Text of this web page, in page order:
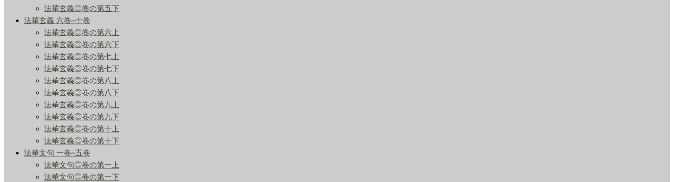
法華玄義◎巻の第五下
法華玄義 六巻~十巻
法華玄義◎巻の第六上
法華玄義◎巻の第六下
法華玄義◎巻の第七上
法華玄義◎巻の第七下
法華玄義◎巻の第八上
法華玄義◎巻の第八下
法華玄義◎巻の第九上
法華玄義◎巻の第九下
法華玄義◎巻の第十上
法華玄義◎巻の第十下
法華文句 一巻~五巻
法華文句◎巻の第一上
法華文句◎巻の第一下